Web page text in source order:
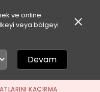
ve online
veya bölgeyi
Devam
KAÇIRMA